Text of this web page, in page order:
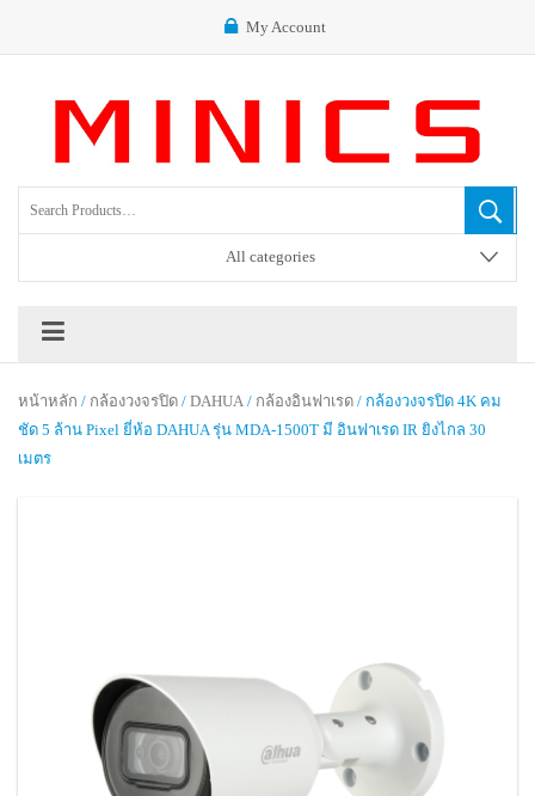
My Account
All categories
หน้าหลัก / กล้องวงจรปิด / DAHUA / กล้องอินฟาเรด / กล้องวงจรปิด 4K คม
ชัด 5 ล้าน Pixel ยี่ห้อ DAHUA รุ่น MDA-1500T มี อินฟาเรด IR ยิงไกล 30
เมตร